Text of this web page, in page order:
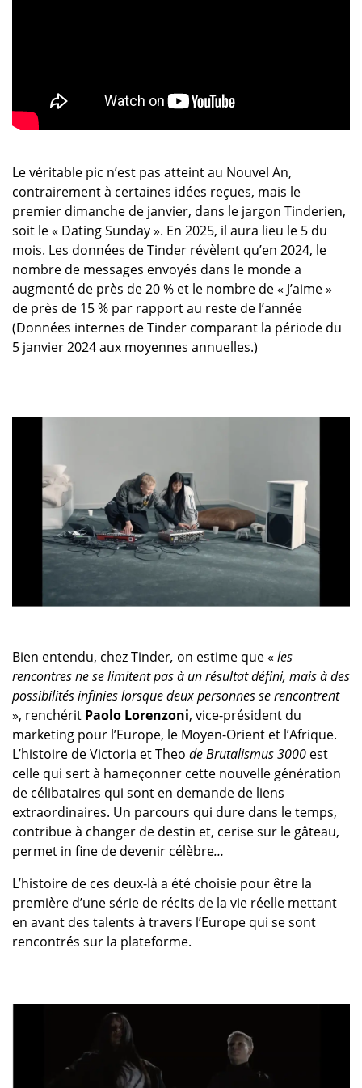
Le véritable pic n’est pas atteint au Nouvel An,
contrairement à certaines idées reçues, mais le
premier dimanche de janvier, dans le jargon Tinderien,
soit le « Dating Sunday ». En 2025, il aura lieu le 5 du
mois. Les données de Tinder révèlent qu’en 2024, le
nombre de messages envoyés dans le monde a
augmenté de près de 20 % et le nombre de « J’aime »
de près de 15 % par rapport au reste de l’année
(Données internes de Tinder comparant la période du
5 janvier 2024 aux moyennes annuelles.)
Bien entendu, chez Tinder, on estime que « les
rencontres ne se limitent pas à un résultat défini, mais à des
possibilités infinies lorsque deux personnes se rencontrent
», renchérit Paolo Lorenzoni, vice-président du
marketing pour l’Europe, le Moyen-Orient et l’Afrique.
L’histoire de Victoria et Theo deBrutalismus 3000 est
celle qui sert à hameçonner cette nouvelle génération
de célibataires qui sont en demande de liens
extraordinaires. Un parcours qui dure dans le temps,
contribue à changer de destin et, cerise sur le gâteau,
permet in fine de devenir célèbre…
L’histoire de ces deux-là a été choisie pour être la
première d’une série de récits de la vie réelle mettant
en avant des talents à travers l’Europe qui se sont
rencontrés sur la plateforme.